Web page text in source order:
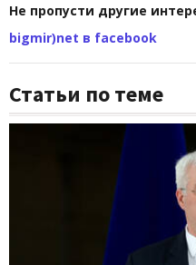
Не пропусти другие
bigmir)net в facebook
Статьи по теме